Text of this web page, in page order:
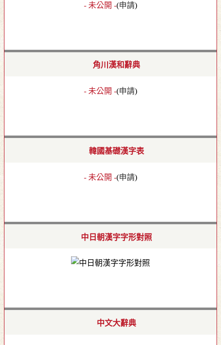
- 未公開 -(申請)
角川漢和辭典
- 未公開 -(申請)
韓國基礎漢字表
- 未公開 -(申請)
中日朝漢字字形對照
中文大辭典